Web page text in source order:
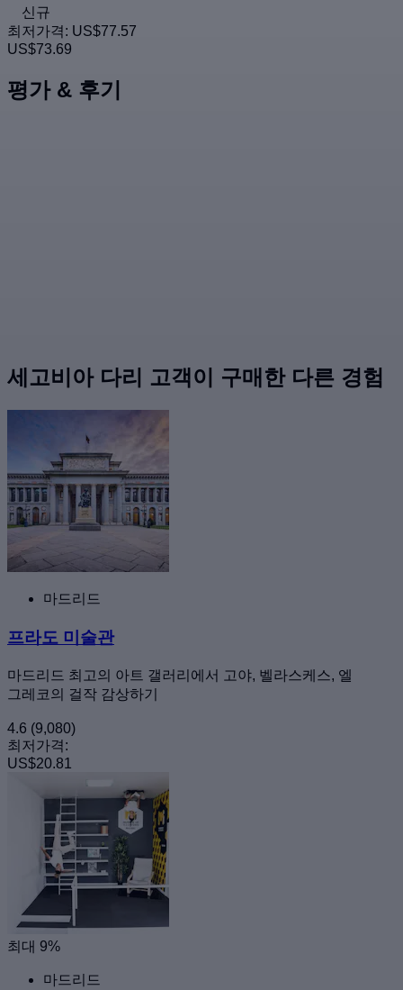
신규
최저가격: US$77.57
US$73.69
평가 & 후기
세고비아 다리 고객이 구매한 다른 경험
마드리드
프라도 미술관
마드리드 최고의 아트 갤러리에서 고야, 벨라스케스, 엘
그레코의 걸작 감상하기
4.6 (9,080)
최저가격:
US$20.81
최대 9%
마드리드